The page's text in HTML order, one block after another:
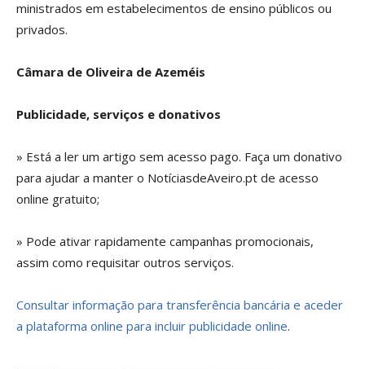
ministrados em estabelecimentos de ensino públicos ou
privados.
Câmara de Oliveira de Azeméis
Publicidade, serviços e donativos
» Está a ler um artigo sem acesso pago. Faça um donativo
para ajudar a manter o NotíciasdeAveiro.pt de acesso
online gratuito;
» Pode ativar rapidamente campanhas promocionais,
assim como requisitar outros serviços.
Consultar informação para transferência bancária e aceder
a plataforma online para incluir publicidade online.